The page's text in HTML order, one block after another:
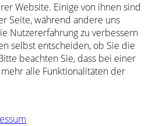
Website. Einige von ihnen sind
Seite, während andere uns
Nutzererfahrung zu verbessern
selbst entscheiden, ob Sie die
beachten Sie, dass bei einer
alle Funktionalitäten der